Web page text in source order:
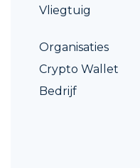
Vliegtuig
Organisaties
Crypto Wallet
Bedrijf